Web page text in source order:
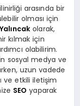
arasında bir
olması için
olarak,
kılmak için
olabilirim.
sosyal medya ve
uzun vadede
ve etkili iletişim
SEO yaparak